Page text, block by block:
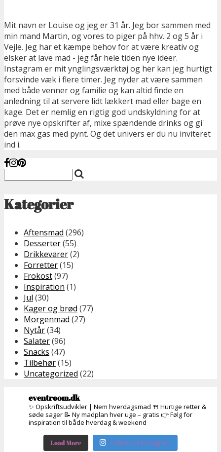
Mit navn er Louise og jeg er 31 år. Jeg bor sammen med
min mand Martin, og vores to piger på hhv. 2 og 5 år i
Vejle. Jeg har et kæmpe behov for at være kreativ og
elsker at lave mad - jeg får hele tiden nye ideer.
Instagram er mit ynglingsværktøj og her kan jeg hurtigt
forsvinde væk i flere timer. Jeg nyder at være sammen
med både venner og familie og kan altid finde en
anledning til at servere lidt lækkert mad eller bage en
kage. Det er nemlig en rigtig god undskyldning for at
prøve nye opskrifter af, mixe spændende drinks og gi'
den max gas med pynt. Og det univers er du nu inviteret
ind i.
Kategorier
Aftensmad (296)
Desserter(55)
Drikkevarer(2)
Forretter(15)
Frokost(97)
Inspiration (1)
Jul (30)
Kager og brød (77)
Morgenmad (27)
Nytår(34)
Salater(96)
Snacks (47)
Tilbehør(15)
Uncategorized (22)
eventroom.dk
✨ Opskriftsudvikler | Nem hverdagsmad 🍴 Hurtige retter &
søde sager 📝 Ny madplan hver uge – gratis 👉 Følg for
inspiration til både hverdag & weekend
Load More Follow on Instagram